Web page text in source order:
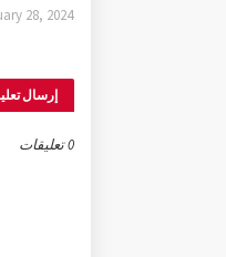
28, 2024
إرسال
0 تعليقات